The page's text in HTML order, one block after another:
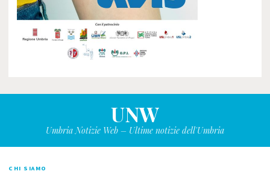
UNW
Umbria Notizie Web – Ultime notizie dell'Umbria
CHI SIAMO